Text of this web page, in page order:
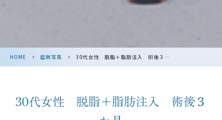
HOME > 症例写真 > 30代女性 脱脂＋脂肪注入 術後３か月
30代女性 脱脂＋脂肪注入 術後３